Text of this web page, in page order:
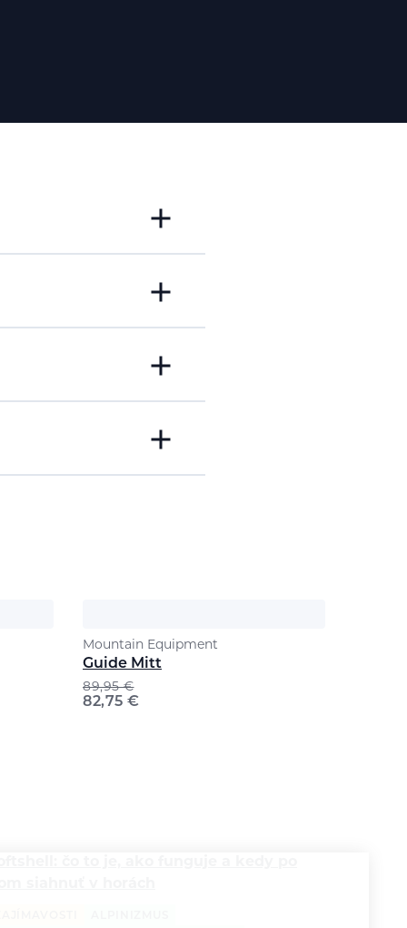
Mountain Equipment
Guide Mitt
89,95€
82,75 €